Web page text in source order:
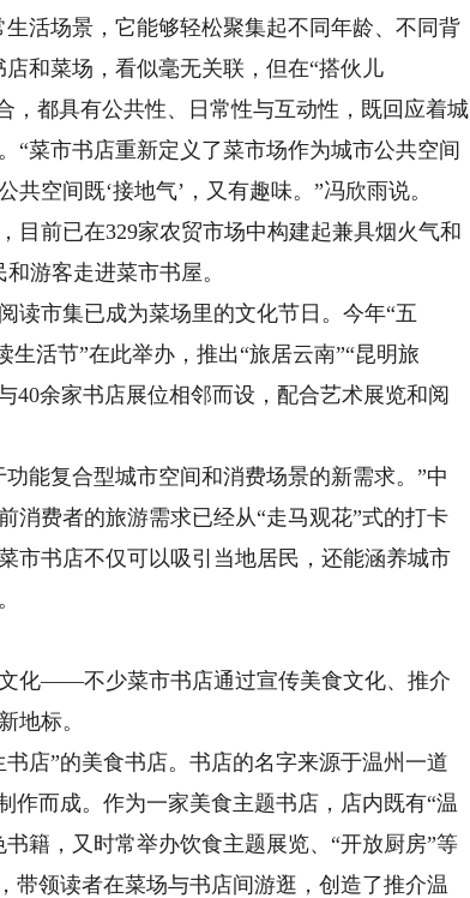
活场景，它能够轻松聚集起不同年龄、不同背
和菜场，看似毫无关联，但在“搭伙儿
，都具有公共性、日常性与互动性，既回应着城
“菜市书店重新定义了菜市场作为城市公共空间
空间既‘接地气’，又有趣味。”冯欣雨说。
前已在329家农贸市场中构建起兼具烟火气和
游客走进菜市书屋。
市集已成为菜场里的文化节日。今年“五
活节”在此举办，推出“旅居云南”“昆明旅
40余家书店展位相邻而设，配合艺术展览和阅
复合型城市空间和消费场景的新需求。”中
消费者的旅游需求已经从“走马观花”式的打卡
市书店不仅可以吸引当地居民，还能涵养城市
——不少菜市书店通过宣传美食文化、推介
地标。
”的美食书店。书店的名字来源于温州一道
作而成。作为一家美食主题书店，店内既有“温
籍，又时常举办饮食主题展览、“开放厨房”等
带领读者在菜场与书店间游逛，创造了推介温